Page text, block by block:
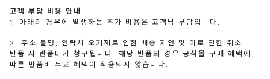
고객 부담 비용 안내
1. 아래의 경우에 발생하는 추가 비용은 고객님 부담입니다.
2. 주소 불명, 연락처 오기재로 인한 배송 지연 및 이로 인한 취소,
반품 시 반품비가 청구됩니다. 해당 반품의 경우 공식몰 구매 혜택에
따른 반품비 무료 혜택이 적용되지 않습니다.